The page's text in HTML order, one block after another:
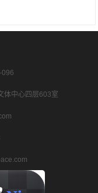
096
体中心四层603室